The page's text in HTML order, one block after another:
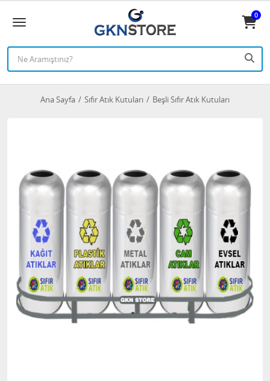
0
Ana Sayfa Sıfır Atık Kutuları Beşli Sıfır Atık Kutuları